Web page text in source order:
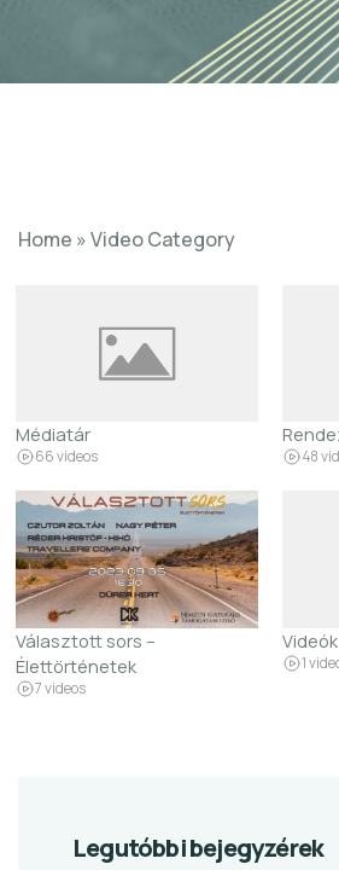
Home »Video Category
Médiatár
66 videos 48
Választott sors –
Élettörténetek
7 videos
Videók
1
Legutóbbi bejegyzérek